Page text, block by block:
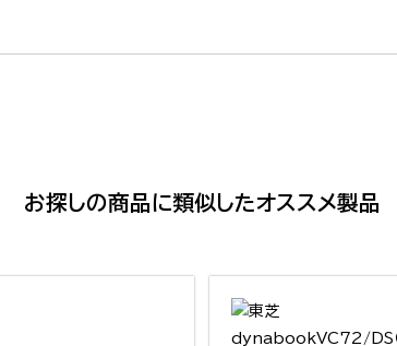
お探しの商品に類似したオススメ製品